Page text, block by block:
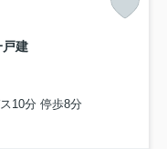
戸建
10分 停歩8分